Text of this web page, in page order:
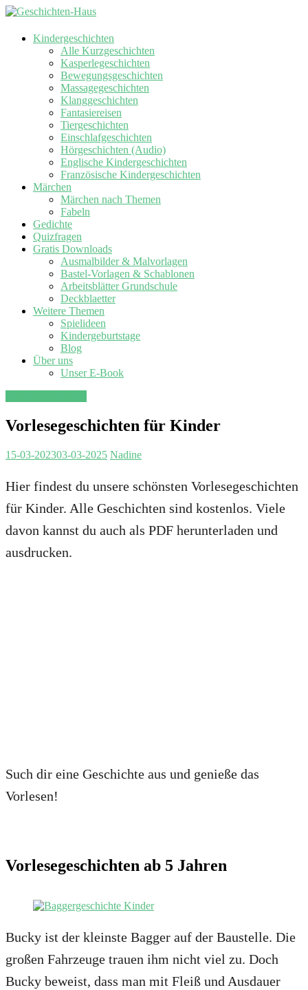
Kindergeschichten
Alle Kurzgeschichten
Kasperlegeschichten
Bewegungsgeschichten
Massagegeschichten
Klanggeschichten
Fantasiereisen
Tiergeschichten
Einschlafgeschichten
Hörgeschichten (Audio)
Englische Kindergeschichten
Französische Kindergeschichten
Märchen
Märchen nach Themen
Fabeln
Gedichte
Quizfragen
Gratis Downloads
Ausmalbilder & Malvorlagen
Bastel-Vorlagen & Schablonen
Arbeitsblätter Grundschule
Deckblaetter
Weitere Themen
Spielideen
Kindergeburtstage
Blog
Über uns
Unser E-Book
Vorlesegeschichten für Kinder
15-03-202303-03-2025 Nadine
Hier findest du unsere schönsten Vorlesegeschichten
für Kinder. Alle Geschichten sind kostenlos. Viele
davon kannst du auch als PDF herunterladen und
ausdrucken.
Such dir eine Geschichte aus und genieße das
Vorlesen!
Vorlesegeschichten ab 5 Jahren
Bucky ist der kleinste Bagger auf der Baustelle. Die
großen Fahrzeuge trauen ihm nicht viel zu. Doch
Bucky beweist, dass man mit Fleiß und Ausdauer